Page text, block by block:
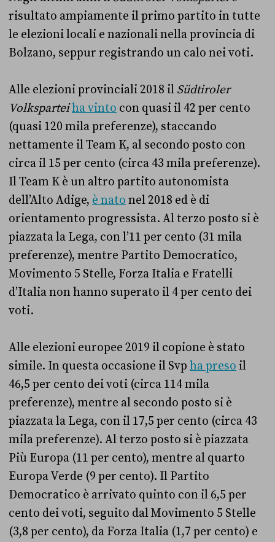
risultato ampiamente il primo partito in tutte
le elezioni locali e nazionali nella provincia di
Bolzano, seppur registrando un calo nei voti.
Alle elezioni provinciali 2018 il Südtiroler
Volksparteiha vinto con quasi il 42 per cento
(quasi 120 mila preferenze), staccando
nettamente il Team K, al secondo posto con
circa il 15 per cento (circa 43 mila preferenze).
Il Team K è un altro partito autonomista
dell’Alto Adige, è nato nel 2018 ed è di
orientamento progressista. Al terzo posto si è
piazzata la Lega, con l’11 per cento (31 mila
preferenze), mentre Partito Democratico,
Movimento 5 Stelle, Forza Italia e Fratelli
d’Italia non hanno superato il 4 per cento dei
voti.
Alle elezioni europee 2019 il copione è stato
simile. In questa occasione il Svp ha preso il
46,5 per cento dei voti (circa 114 mila
preferenze), mentre al secondo posto si è
piazzata la Lega, con il 17,5 per cento (circa 43
mila preferenze). Al terzo posto si è piazzata
Più Europa (11 per cento), mentre al quarto
Europa Verde (9 per cento). Il Partito
Democratico è arrivato quinto con il 6,5 per
cento dei voti, seguito dal Movimento 5 Stelle
(3,8 per cento), da Forza Italia (1,7 per cento) e